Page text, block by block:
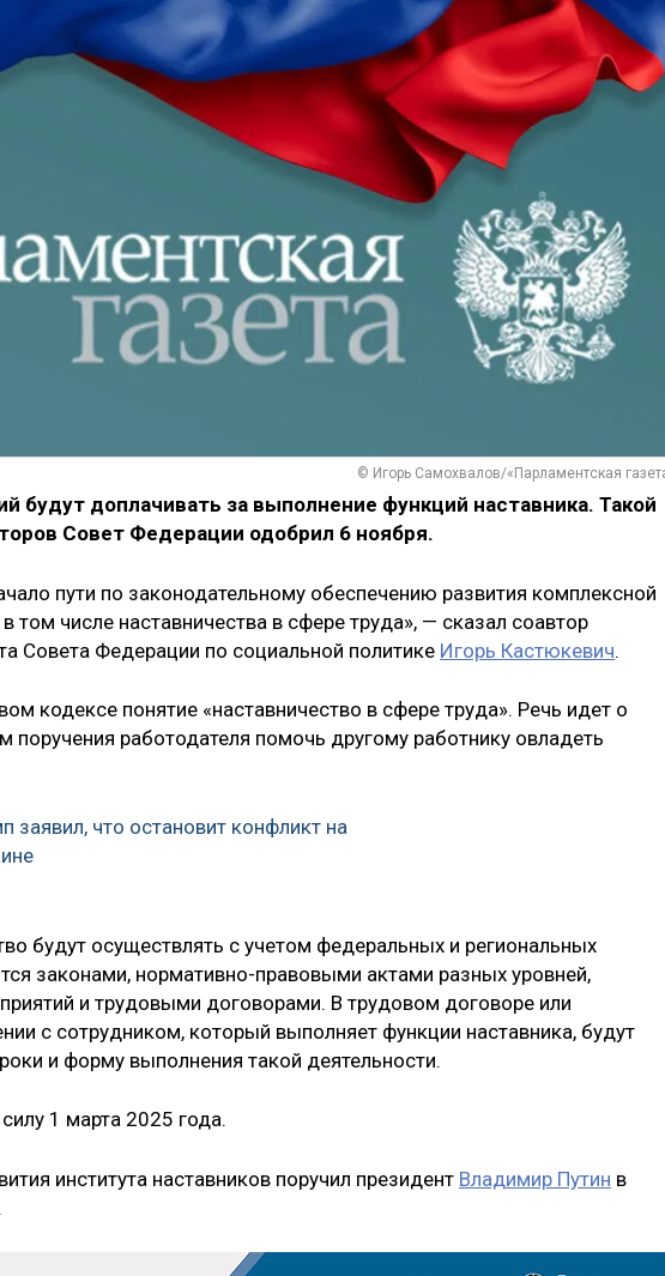
© Игорь Самохвалов/«Парламентская
будут доплачивать за выполнение функций наставника. Такой
Совет Федерации одобрил 6 ноября.
пути по законодательному обеспечению развития комплексной
том числе наставничества в сфере труда», — сказал соавтор
Совета Федерации по социальной политике Игорь Кастюкевич.
кодексе понятие «наставничество в сфере труда». Речь идет о
поручения работодателя помочь другому работнику овладеть
заявил, что остановит конфликт на
будут осуществлять с учетом федеральных и региональных
законами, нормативно-правовыми актами разных уровней,
и трудовыми договорами. В трудовом договоре или
с сотрудником, который выполняет функции наставника, будут
и форму выполнения такой деятельности.
1 марта 2025 года.
института наставников поручил президент Владимир Путин в